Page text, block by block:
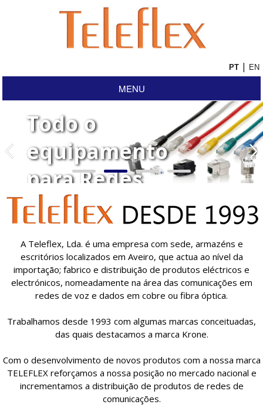
|
MENU
Todo o
equipamento
para Redes
Estruturadas
A Teleflex, Lda. é uma empresa com sede, armazéns e
escritórios localizados em Aveiro, que actua ao nível da
importação; fabrico e distribuição de produtos eléctricos e
electrónicos, nomeadamente na área das comunicações em
redes de voz e dados em cobre ou fibra óptica.
Trabalhamos desde 1993 com algumas marcas conceituadas,
das quais destacamos a marca Krone.
Com o desenvolvimento de novos produtos com a nossa marca
TELEFLEX reforçamos a nossa posição no mercado nacional e
incrementamos a distribuição de produtos de redes de
comunicações.